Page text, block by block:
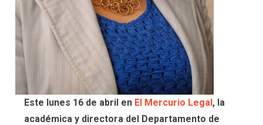
Este lunes 16 de abril en El Mercurio Legal, la
académica y directora del Departamento de